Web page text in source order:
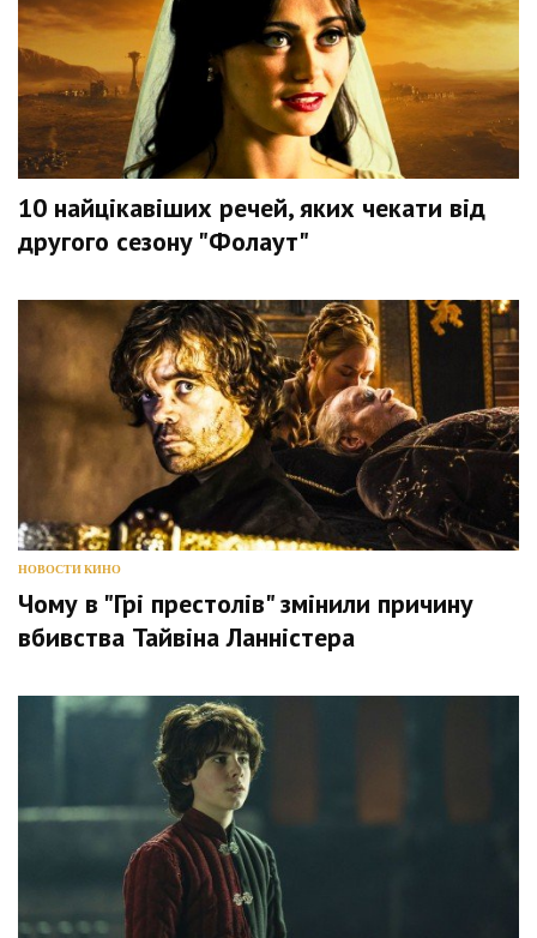
10 найцікавіших речей, яких чекати від
другого сезону "Фолаут"
НОВОСТИ КИНО
Чому в "Грі престолів" змінили причину
вбивства Тайвіна Ланністера